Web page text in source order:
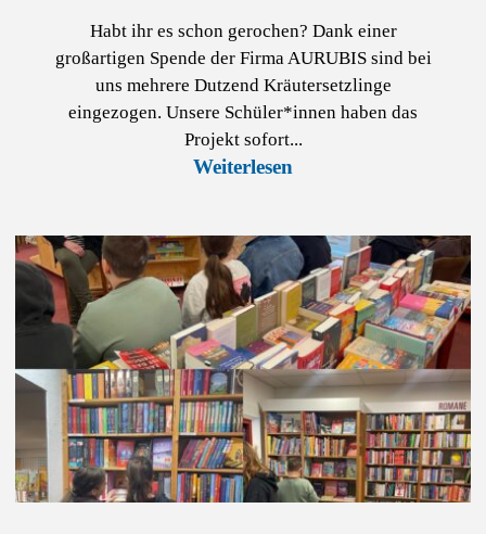
Habt ihr es schon gerochen? Dank einer
großartigen Spende der Firma AURUBIS sind bei
uns mehrere Dutzend Kräutersetzlinge
eingezogen. Unsere Schüler*innen haben das
Projekt sofort...